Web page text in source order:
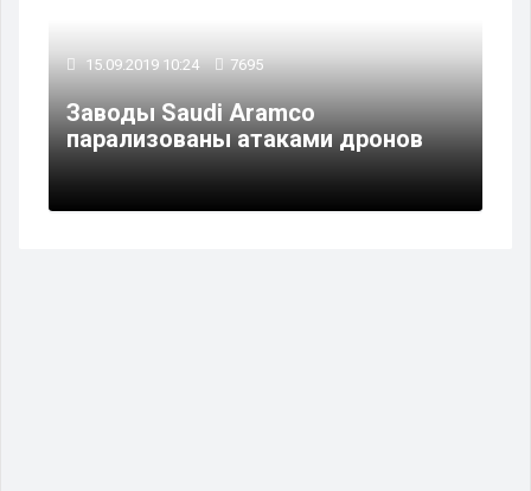
15.09.2019 10:24 7695
Заводы Saudi Aramco
парализованы атаками дронов